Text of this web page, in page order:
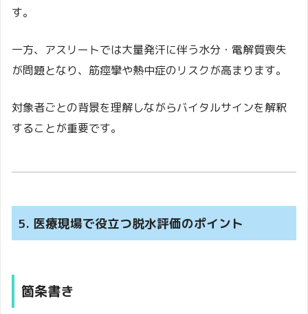
す。
一方、アスリートでは大量発汗に伴う水分・電解質喪失
が問題となり、筋痙攣や熱中症のリスクが高まります。
対象者ごとの背景を理解しながらバイタルサインを解釈
することが重要です。
5. 医療現場で役立つ脱水評価のポイント
箇条書き